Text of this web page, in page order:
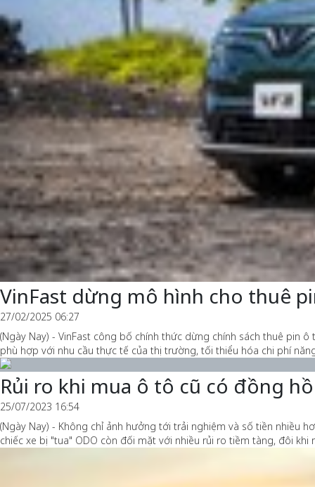
VinFast dừng mô hình cho thuê
27/02/2025 06:27
(Ngày Nay) - VinFast công bố chính thức dừng chính sách thuê pin
phù hợp với nhu cầu thực tế của thị trường, tối thiểu hóa chi phí
Rủi ro khi mua ô tô cũ có đồng
25/07/2023 16:54
(Ngày Nay) - Không chỉ ảnh hưởng tới trải nghiệm và số tiền nhiều
chiếc xe bị "tua" ODO còn đối mặt với nhiều rủi ro tiềm tàng, đôi khi